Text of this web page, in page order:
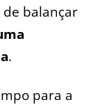
balançar
.
para a